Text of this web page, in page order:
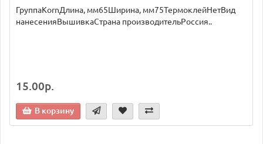
ГруппаKornДлина, мм65Ширина, мм75ТермоклейНетВид
нанесенияВышивкаСтрана производительРоссия..
15.00р.
В корзину